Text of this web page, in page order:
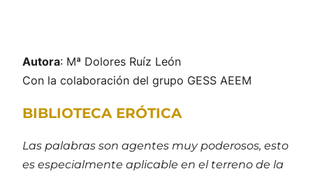
Autora: Mª Dolores Ruíz León
Con la colaboración del grupo GESS AEEM
BIBLIOTECA ERÓTICA
Las palabras son agentes muy poderosos, esto
es especialmente aplicable en el terreno de la